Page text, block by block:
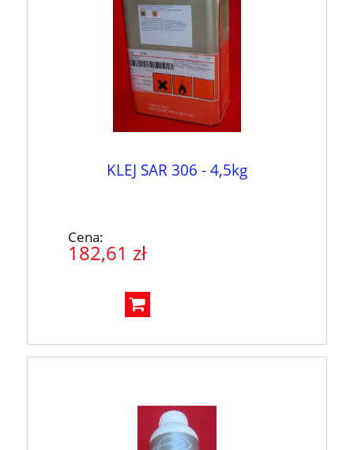
KLEJ SAR 306 - 4,5kg
Cena:
182,61 zł